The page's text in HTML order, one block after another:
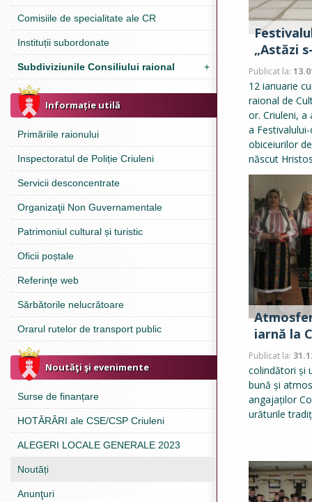
Comisiile de specialitate ale CR
Instituții subordonate
Subdiviziunile Consiliului raional +
Informație utilă
Primăriile raionului
Inspectoratul de Poliție Criuleni
Servicii desconcentrate
Organizaţii Non Guvernamentale
Patrimoniul cultural și turistic
Oficii poștale
Referinţe web
Sărbătorile nelucrătoare
Orarul rutelor de transport public
Noutăţi şi evenimente
Surse de finanțare
HOTĂRÂRI ale CSE/CSP Criuleni
ALEGERI LOCALE GENERALE 2023
Noutăți
Anunţuri
„Astăzi
Publicat la:
12 ianuarie
raional de
or. Criuleni, a
a
obiceiurilor
născut
iarnă la
Publicat la:
colindători și
bună și
angajaților
urăturile